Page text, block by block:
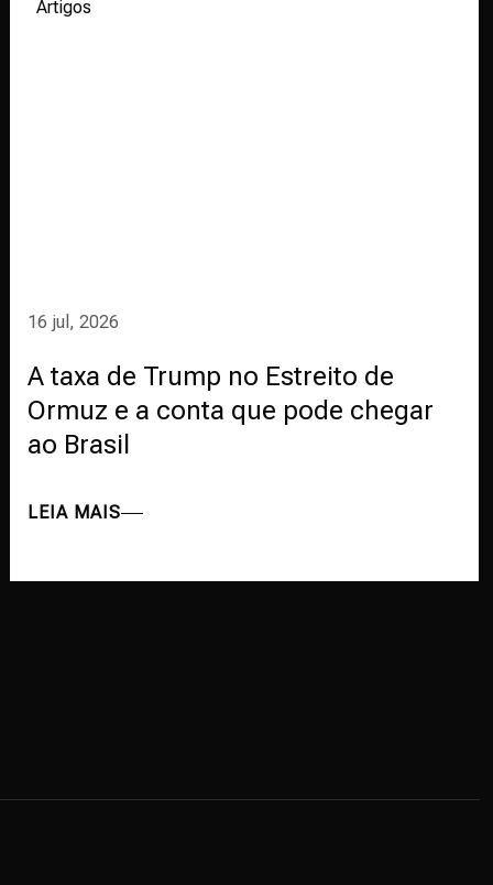
Artigos
16 jul, 2026
A taxa de Trump no Estreito de
Ormuz e a conta que pode chegar
ao Brasil
LEIA MAIS